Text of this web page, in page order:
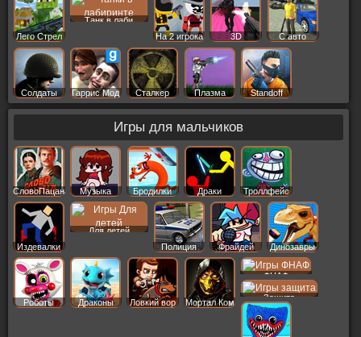
Лего Стрел
Танк в лаби
На 2 игрока
3D С авто
Солдаты Гаррис Мод Сталкер Плазма Standoff
Игры для мальчиков
СловоПацана Музыка Бродилки Драки Троллфейс
Издевалки
Для детей
Полиция
Фрайдей Динозавры
Роботы Драконы Ловкий вор Мортал Ком
ФНАФ
Защита